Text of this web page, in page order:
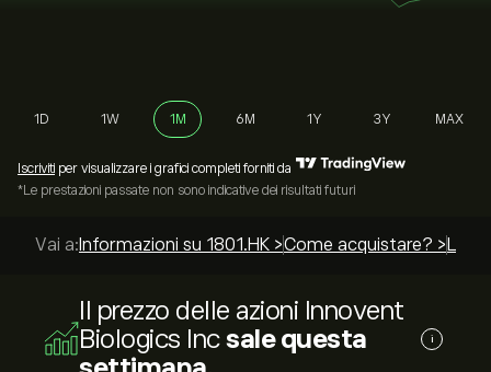
1D 1W 1M 6M 1Y 3Y MAX
Iscriviti per visualizzare i grafici completi forniti da
*Le prestazioni passate non sono indicative dei risultati futuri
Vai a: Informazioni su 1801.HK >Come acquistare? > Le
Il prezzo delle azioni Innovent
Biologics Incsale questa
i